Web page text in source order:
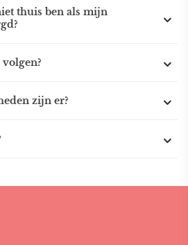
thuis ben als mijn
zijn er?